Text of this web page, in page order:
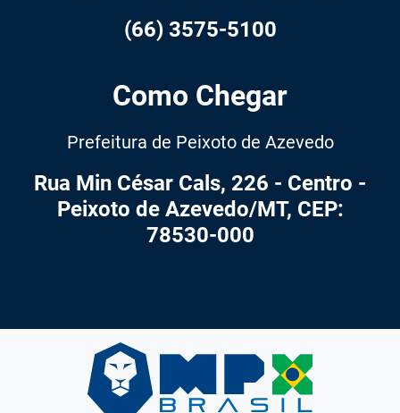
(66) 3575-5100
Como Chegar
Prefeitura de Peixoto de Azevedo
Rua Min César Cals, 226 - Centro -
Peixoto de Azevedo/MT, CEP:
78530-000